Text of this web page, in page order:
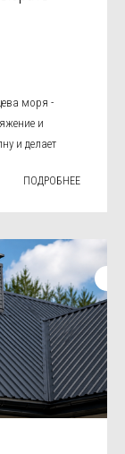
моря -
и
и делает
ПОДРОБНЕЕ